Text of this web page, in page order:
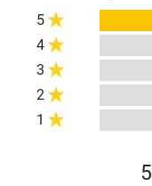
5
4
3
2
1
5